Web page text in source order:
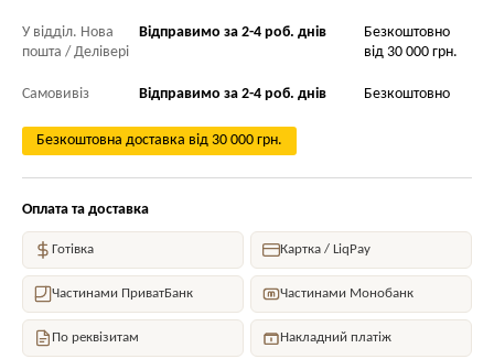
У відділ. Нова
пошта / Делівері
Відправимо за 2-4 роб. днів
Безкоштовно
від 30 000 грн.
Самовивіз Відправимо за 2-4 роб. днів Безкоштовно
Безкоштовна доставка від 30 000 грн.
Оплата та доставка
Готівка Картка / LiqPay
Частинами ПриватБанк Частинами Монобанк
По реквізитам Накладний платіж